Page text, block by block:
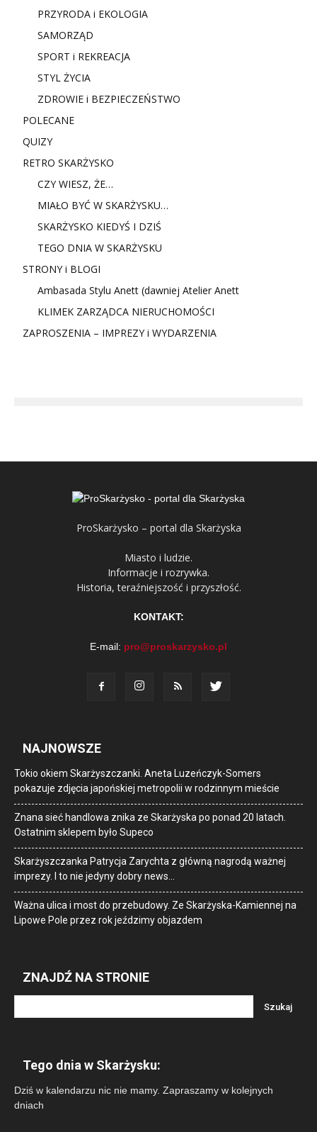
PRZYRODA i EKOLOGIA
SAMORZĄD
SPORT i REKREACJA
STYL ŻYCIA
ZDROWIE i BEZPIECZEŃSTWO
POLECANE
QUIZY
RETRO SKARŻYSKO
CZY WIESZ, ŻE…
MIAŁO BYĆ W SKARŻYSKU…
SKARŻYSKO KIEDYŚ I DZIŚ
TEGO DNIA W SKARŻYSKU
STRONY i BLOGI
Ambasada Stylu Anett (dawniej Atelier Anett
KLIMEK ZARZĄDCA NIERUCHOMOŚCI
ZAPROSZENIA – IMPREZY i WYDARZENIA
ProSkarżysko – portal dla Skarżyska
Miasto i ludzie.
Informacje i rozrywka.
Historia, teraźniejszość i przyszłość.
KONTAKT:
E-mail: pro@proskarzysko.pl
NAJNOWSZE
Tokio okiem Skarżyszczanki. Aneta Luzeńczyk-Somers
pokazuje zdjęcia japońskiej metropolii w rodzinnym mieście
Znana sieć handlowa znika ze Skarżyska po ponad 20 latach.
Ostatnim sklepem było Supeco
Skarżyszczanka Patrycja Zarychta z główną nagrodą ważnej
imprezy. I to nie jedyny dobry news…
Ważna ulica i most do przebudowy. Ze Skarżyska-Kamiennej na
Lipowe Pole przez rok jeździmy objazdem
ZNAJDŹ NA STRONIE
Tego dnia w Skarżysku:
Dziś w kalendarzu nic nie mamy. Zapraszamy w kolejnych
dniach